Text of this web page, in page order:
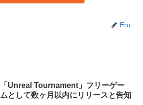
Eru
「Unreal Tournament」フリーゲー
ムとして数ヶ月以内にリリースと告知